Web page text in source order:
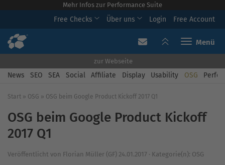
Mehr Infos zur Performance Suite
Free Checks Über uns Login Free Account
Toggle
zur Webseite
News SEO SEA Social Affiliate Display Usability OSG
Start » OSG » OSG beim Google Product Kickoff 2017 Q1
OSG beim Google Product Kickoff
2017 Q1
Veröffentlicht von Florian Müller (GF) 24.01.2017 · Kategorie(n): OSG